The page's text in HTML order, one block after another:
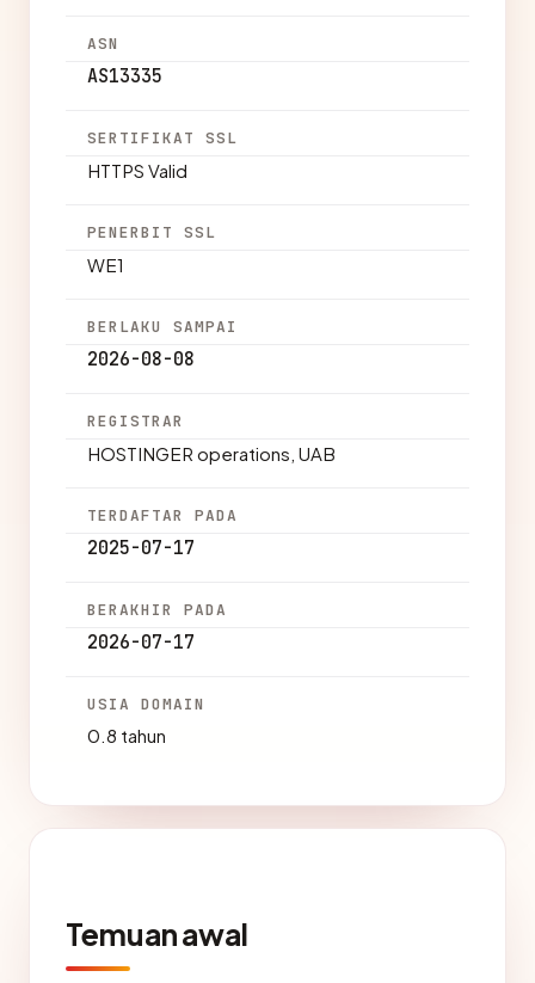
ASN
AS13335
SERTIFIKAT SSL
HTTPS Valid
PENERBIT SSL
WE1
BERLAKU SAMPAI
2026-08-08
REGISTRAR
HOSTINGER operations, UAB
TERDAFTAR PADA
2025-07-17
BERAKHIR PADA
2026-07-17
USIA DOMAIN
0.8 tahun
Temuan awal